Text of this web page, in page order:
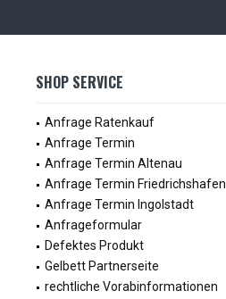
SHOP SERVICE
Anfrage Ratenkauf
Anfrage Termin
Anfrage Termin Altenau
Anfrage Termin Friedrichshafen
Anfrage Termin Ingolstadt
Anfrageformular
Defektes Produkt
Gelbett Partnerseite
rechtliche Vorabinformationen